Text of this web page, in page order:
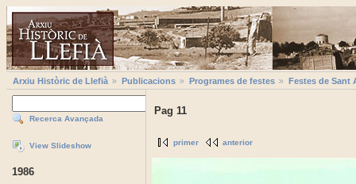
Arxiu Històric de Llefià Publicacions Programes de festes Festes de Sant
Recerca Avançada
View Slideshow
1986
Pag 11
primer anterior